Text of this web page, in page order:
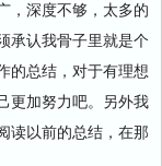
深度不够，太多的
承认我骨子里就是个
的总结，对于有理想
更加努力吧。另外我
读以前的总结，在那